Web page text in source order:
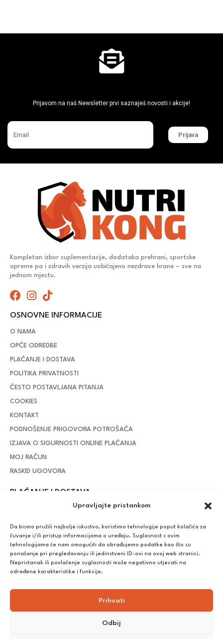
Upravljajte pristankom
Da bismo pružili najbolje iskustvo, koristimo tehnologije poput kolačića za
čuvanje i/ili pristup informacijama o uređaju. Suglasnost s ovim
tehnologijama će nam omogućiti da obrađujemo podatke kao što su
ponašanje pri pregledavanju ili jedinstveni ID-ovi na ovoj web stranici.
Nepristanak ili povlačenje suglasnosti može negativno utjecati na
određene karakteristike i funkcije.
Prihvati
Odbij
Prijavom na naš Newsletter prvi saznaješ novosti i akcije!
Prijava
Kompletan izbor suplementacije, dodataka prehrani, sportske
opreme pa i zdravih verzija uobičajeno nezdrave hrane – sve na
jednom mjestu.
OSNOVNE INFORMACIJE
O NAMA
OPĆE ODREDBE
PLAĆANJE I DOSTAVA
POLITIKA PRIVATNOSTI
ČESTO POSTAVLJANA PITANJA
COOKIES
KONTAKT
PODNOŠENJE PRIGOVORA POTROŠAČA
IZJAVA O SIGURNOSTI ONLINE PLAĆANJA
MOJ RAČUN
RASKID UGOVORA
PLAĆANJE I DOSTAVA
Plaćanje:
Bankovna transakcija, plaćanje prilikom preuzimanja, CorvusPay